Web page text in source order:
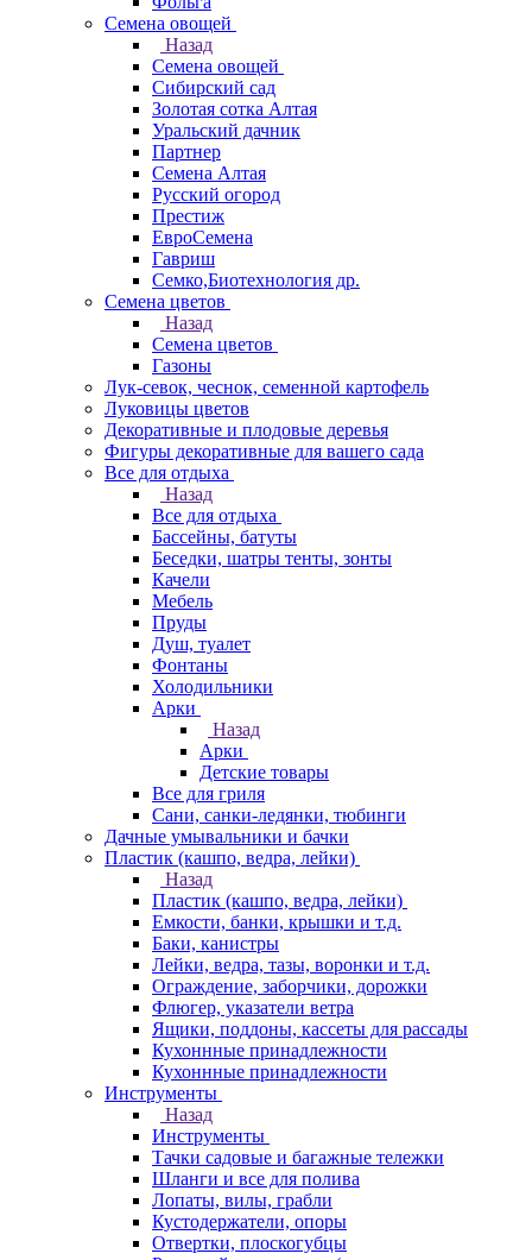
Семена овощей
Назад
Семена овощей
Сибирский сад
Золотая сотка Алтая
Уральский дачник
Партнер
Семена Алтая
Русский огород
Престиж
ЕвроСемена
Гавриш
Семко,Биотехнология др.
Семена цветов
Назад
Семена цветов
Газоны
Лук-севок, чеснок, семенной картофель
Луковицы цветов
Декоративные и плодовые деревья
Фигуры декоративные для вашего сада
Все для отдыха
Назад
Все для отдыха
Бассейны, батуты
Беседки, шатры тенты, зонты
Качели
Мебель
Пруды
Душ, туалет
Фонтаны
Холодильники
Арки
Назад
Арки
Детские товары
Все для гриля
Сани, санки-ледянки, тюбинги
Дачные умывальники и бачки
Пластик (кашпо, ведра, лейки)
Назад
Пластик (кашпо, ведра, лейки)
Емкости, банки, крышки и т.д.
Баки, канистры
Лейки, ведра, тазы, воронки и т.д.
Ограждение, заборчики, дорожки
Флюгер, указатели ветра
Ящики, поддоны, кассеты для рассады
Кухоннные принадлежности
Кухоннные принадлежности
Инструменты
Назад
Инструменты
Тачки садовые и багажные тележки
Шланги и все для полива
Лопаты, вилы, грабли
Кустодержатели, опоры
Отвертки, плоскогубцы